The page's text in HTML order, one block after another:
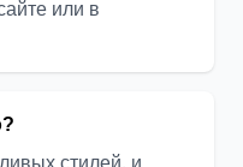
или в
стилей, и